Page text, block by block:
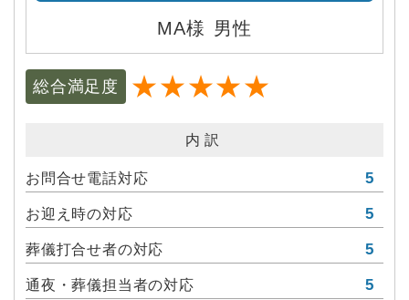
MA様 男性
総合満足度 ★★★★★
内訳
お問合せ電話対応 5
お迎え時の対応 5
葬儀打合せ者の対応 5
通夜・葬儀担当者の対応 5